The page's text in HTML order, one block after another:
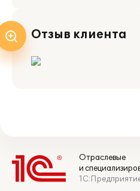
Отзыв клиента
Отраслевые
и